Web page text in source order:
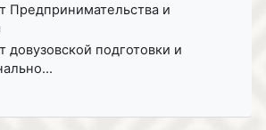
Предпринимательства и
довузовской подготовки и